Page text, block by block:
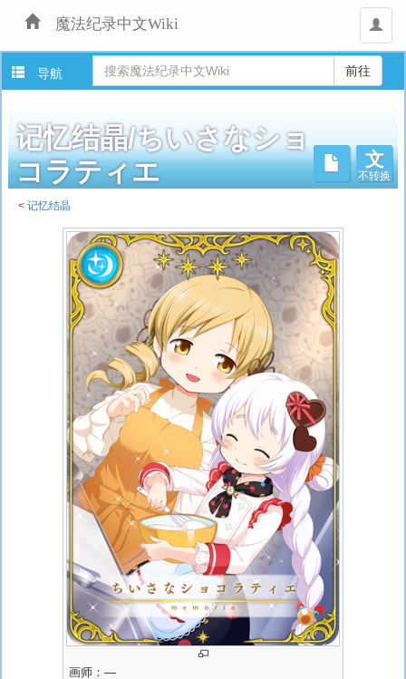
魔法纪录中文Wiki
用
户
导航
记忆结晶/ちいさなショ
コラティエ
文
不转换
<记忆结晶
画师： ―